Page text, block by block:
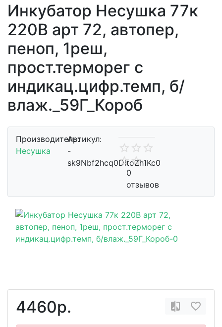
Инкубатор Несушка 77к
220В арт 72, автопер,
пеноп, 1реш,
прост.терморег с
индикац.цифр.темп, б/
влаж._59Г_Короб
Производитель:
Несушка
Артикул:
-
sk9Nbf2hcq0DitoZh1Kc0
0
отзывов
4460р.